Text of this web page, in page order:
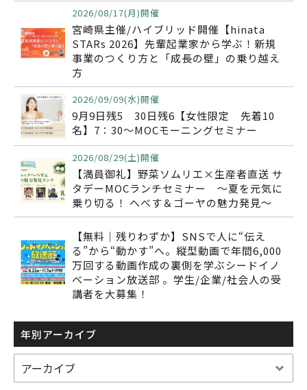
2026/08/17(月)開催
宮崎県主催/ハイブリッド開催【hinata
STARs 2026】先輩起業家から学ぶ！新規
事業のつくり方と「成長の壁」の乗り越え
方
2026/09/09(水)開催
9月9日残5 30日残6【女性限定 先着10
名】7：30～MOCモーニングセミナー
2026/08/29(土)開催
【満員御礼】野菜ソムリエ×生産者直送 サ
タデーMOCランチセミナー ～夏を元気に
乗り切る！ へべす＆ゴーヤの魅力発見～
【無料｜残りわずか】SNSで人に“伝え
る”から“動かす”へ。縦型動画で年間6,000
万回する動画作成の裏側を学ぶシードイノ
ベーション放送部 。学生/企業/社会人の受
講者を大募集！
年別アーカイブ